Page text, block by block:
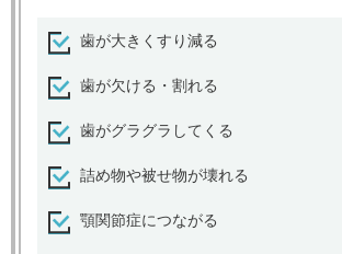
歯が大きくすり減る
歯が欠ける・割れる
歯がグラグラしてくる
詰め物や被せ物が壊れる
顎関節症につながる